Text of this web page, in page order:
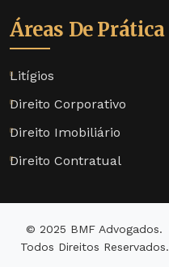
Áreas De Prática
Litígios
Direito Corporativo
Direito Imobiliário
Direito Contratual
© 2025 BMF Advogados.
Todos Direitos Reservados.